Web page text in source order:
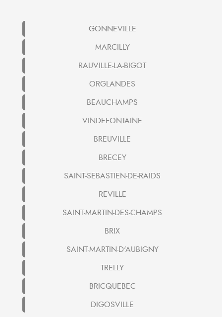
GONNEVILLE
MARCILLY
RAUVILLE-LA-BIGOT
ORGLANDES
BEAUCHAMPS
VINDEFONTAINE
BREUVILLE
BRECEY
SAINT-SEBASTIEN-DE-RAIDS
REVILLE
SAINT-MARTIN-DES-CHAMPS
BRIX
SAINT-MARTIN-D'AUBIGNY
TRELLY
BRICQUEBEC
DIGOSVILLE